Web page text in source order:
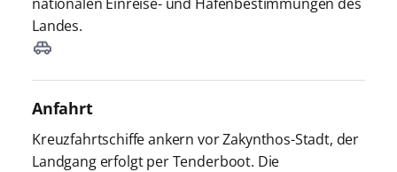
Landes.
Anfahrt
Kreuzfahrtschiffe ankern vor Zakynthos-Stadt, der
Landgang erfolgt per Tenderboot. Die